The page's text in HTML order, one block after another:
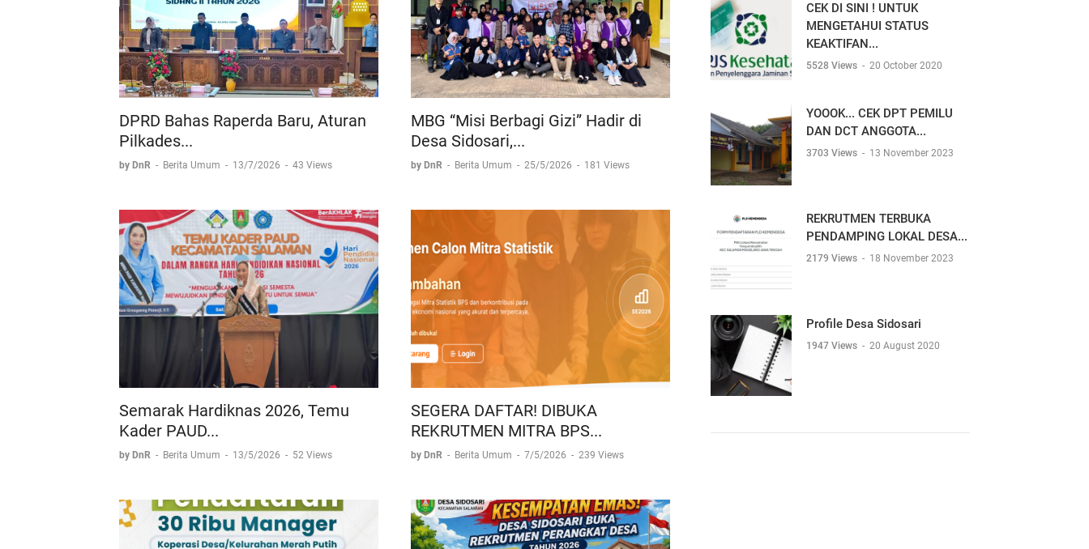
DPRD Bahas Raperda Baru, Aturan
Pilkades...
by DnR - Berita Umum - 13/7/2026 - 43 Views
MBG “Misi Berbagi Gizi” Hadir di
Desa Sidosari,...
by DnR - Berita Umum - 25/5/2026 - 181 Views
Semarak Hardiknas 2026, Temu
Kader PAUD...
by DnR - Berita Umum - 13/5/2026 - 52 Views
SEGERA DAFTAR! DIBUKA
REKRUTMEN MITRA BPS...
by DnR - Berita Umum - 7/5/2026 - 239 Views
CEK DI SINI ! UNTUK
MENGETAHUI STATUS
KEAKTIFAN...
5528 Views - 20 October 2020
YOOOK... CEK DPT PEMILU
DAN DCT ANGGOTA...
3703 Views - 13 November 2023
REKRUTMEN TERBUKA
PENDAMPING LOKAL DESA...
2179 Views - 18 November 2023
Profile Desa Sidosari
1947 Views - 20 August 2020